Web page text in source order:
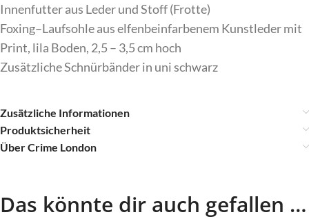
Innenfutteraus LederundStoff (Frotte)
Foxing–Laufsohleaus elfenbeinfarbenem Kunstledermit
Print, lila Boden, 2,5– 3,5cm hoch
Zusätzliche Schnürbänder in uni schwarz
Zusätzliche Informationen
Produktsicherheit
Über Crime London
Das könnte dir auch gefallen …